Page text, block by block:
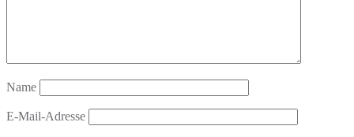
Name
E-Mail-Adresse